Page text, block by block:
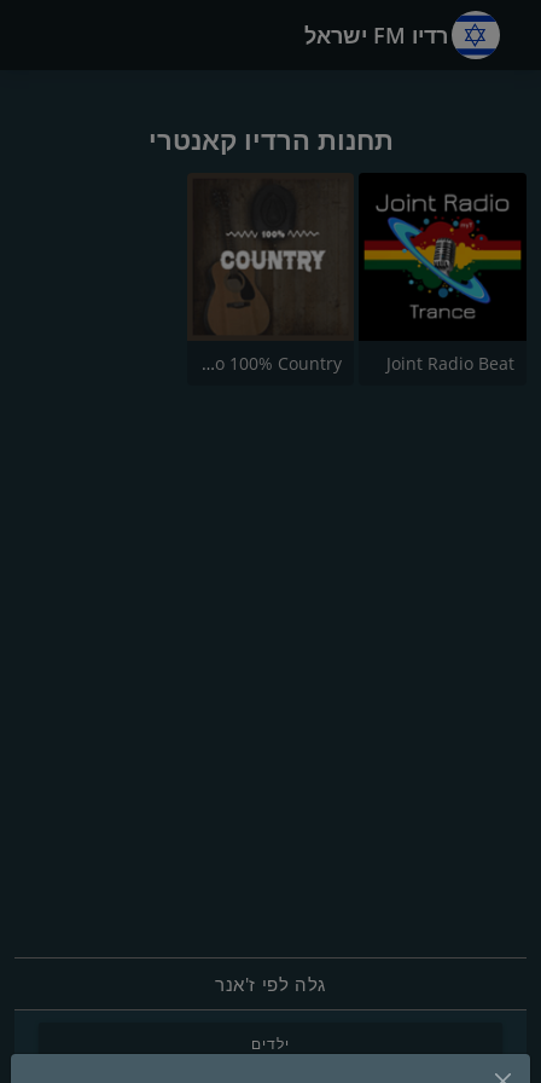
רדיו FM ישראל
תחנות הרדיו קאנטרי
Joint Radio Beat
Radio 100% Country
גלה לפי ז'אנר
ילדים